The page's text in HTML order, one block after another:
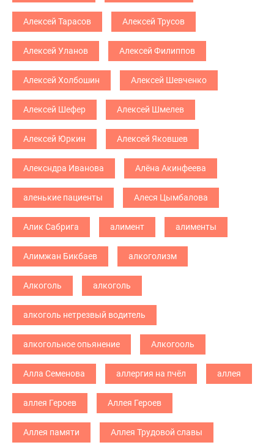
Алексей Тарасов Алексей Трусов
Алексей Уланов Алексей Филиппов
Алексей Холбошин Алексей Шевченко
Алексей Шефер Алексей Шмелев
Алексей Юркин Алексей Яковшев
Алексндра Иванова Алёна Акинфеева
аленькие пациенты Алеся Цымбалова
Алик Сабрига алимент алименты
Алимжан Бикбаев алкоголизм
Алкоголь алкоголь
алкоголь нетрезвый водитель
алкогольное опьянение Алкогооль
Алла Семенова аллергия на пчёл аллея
аллея Героев Аллея Героев
Аллея памяти Аллея Трудовой славы